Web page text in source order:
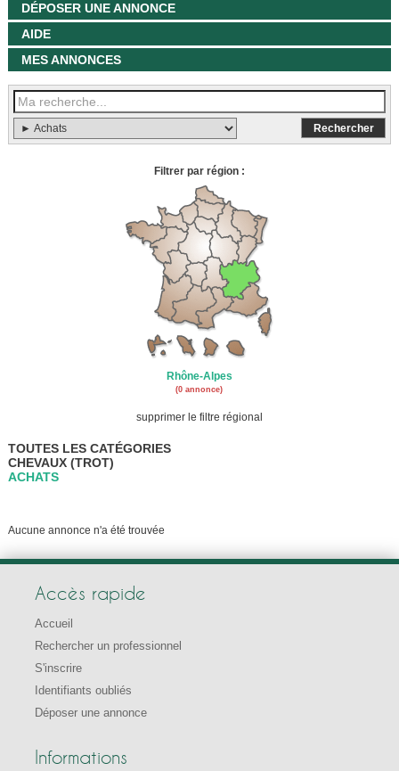
DÉPOSER UNE ANNONCE
AIDE
MES ANNONCES
Filtrer par région :
Rhône-Alpes
(0 annonce)
supprimer le filtre régional
TOUTES LES CATÉGORIES
CHEVAUX (TROT)
ACHATS
Aucune annonce n'a été trouvée
Accès rapide
Accueil
Rechercher un professionnel
S'inscrire
Identifiants oubliés
Déposer une annonce
Informations